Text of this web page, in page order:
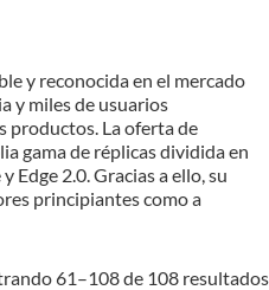
y reconocida en el mercado
y miles de usuarios
productos. La oferta de
gama de réplicas dividida en
Edge 2.0. Gracias a ello, su
principiantes como a
61–108 de 108 resultados